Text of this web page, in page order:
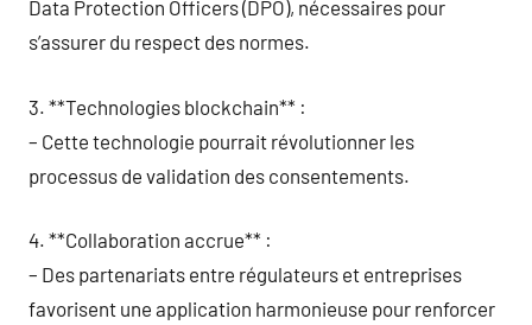
Data Protection Officers (DPO), nécessaires pour
s’assurer du respect des normes.
3. **Technologies blockchain** :
– Cette technologie pourrait révolutionner les
processus de validation des consentements.
4. **Collaboration accrue** :
– Des partenariats entre régulateurs et entreprises
favorisent une application harmonieuse pour renforcer